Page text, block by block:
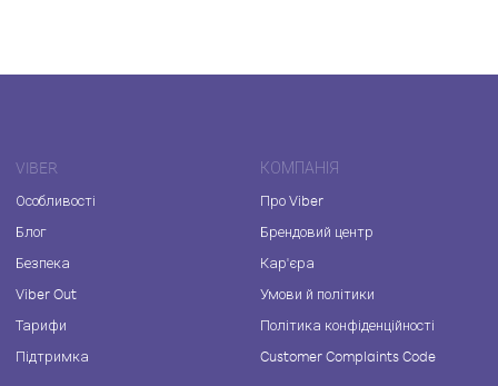
VIBER
Особливості
Блог
Безпека
Viber Out
Тарифи
Підтримка
КОМПАНІЯ
Про Viber
Брендовий центр
Кар'єра
Умови й політики
Політика конфіденційності
Customer Complaints Code